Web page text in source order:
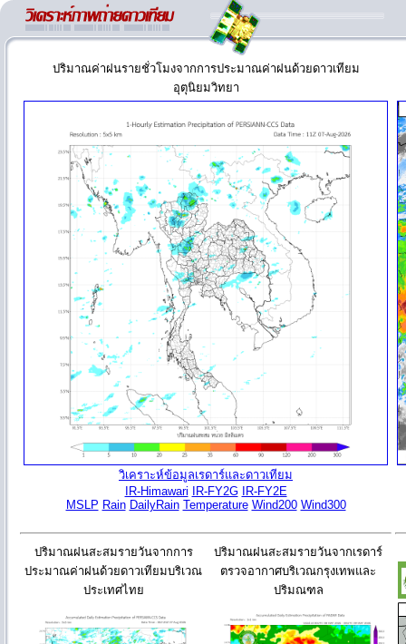
ปริมาณค่าฝนรายชั่วโมงจากการประมาณค่าฝนด้วยดาวเทียม
อุตุนิยมวิทยา
วิเคราะห์ข้อมูลเรดาร์และดาวเทียม
IR-Himawari
IR-FY2G
IR-FY2E
MSLP Rain DailyRain Temperature Wind200 Wind300
ปริมาณฝนสะสมรายวันจากการ
ประมาณค่าฝนด้วยดาวเทียมบริเวณ
ประเทศไทย
ปริมาณฝนสะสมรายวันจากเรดาร์
ตรวจอากาศบริเวณกรุงเทพและ
ปริมณฑล